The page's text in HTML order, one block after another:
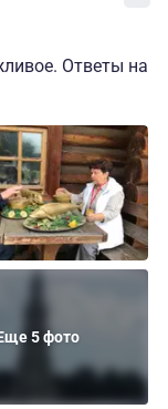
Ответы на
5 фото